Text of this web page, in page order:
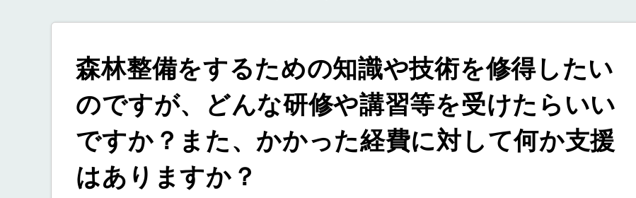
森林整備をするための知識や技術を修得したい
のですが、どんな研修や講習等を受けたらいい
ですか？また、かかった経費に対して何か支援
はありますか？